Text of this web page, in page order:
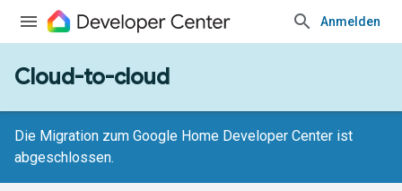
Anmelden
Cloud-to-cloud
Die Migration zum Google Home Developer Center ist
abgeschlossen.